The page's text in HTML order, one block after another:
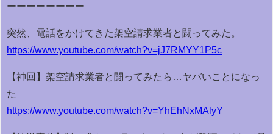
ーーーーーーーー
突然、電話をかけてきた架空請求業者と闘ってみた。
https://www.youtube.com/watch?v=jJ7RMYY1P5c
【神回】架空請求業者と闘ってみたら…ヤバいことになっ
た
https://www.youtube.com/watch?v=YhEhNxMAlyY